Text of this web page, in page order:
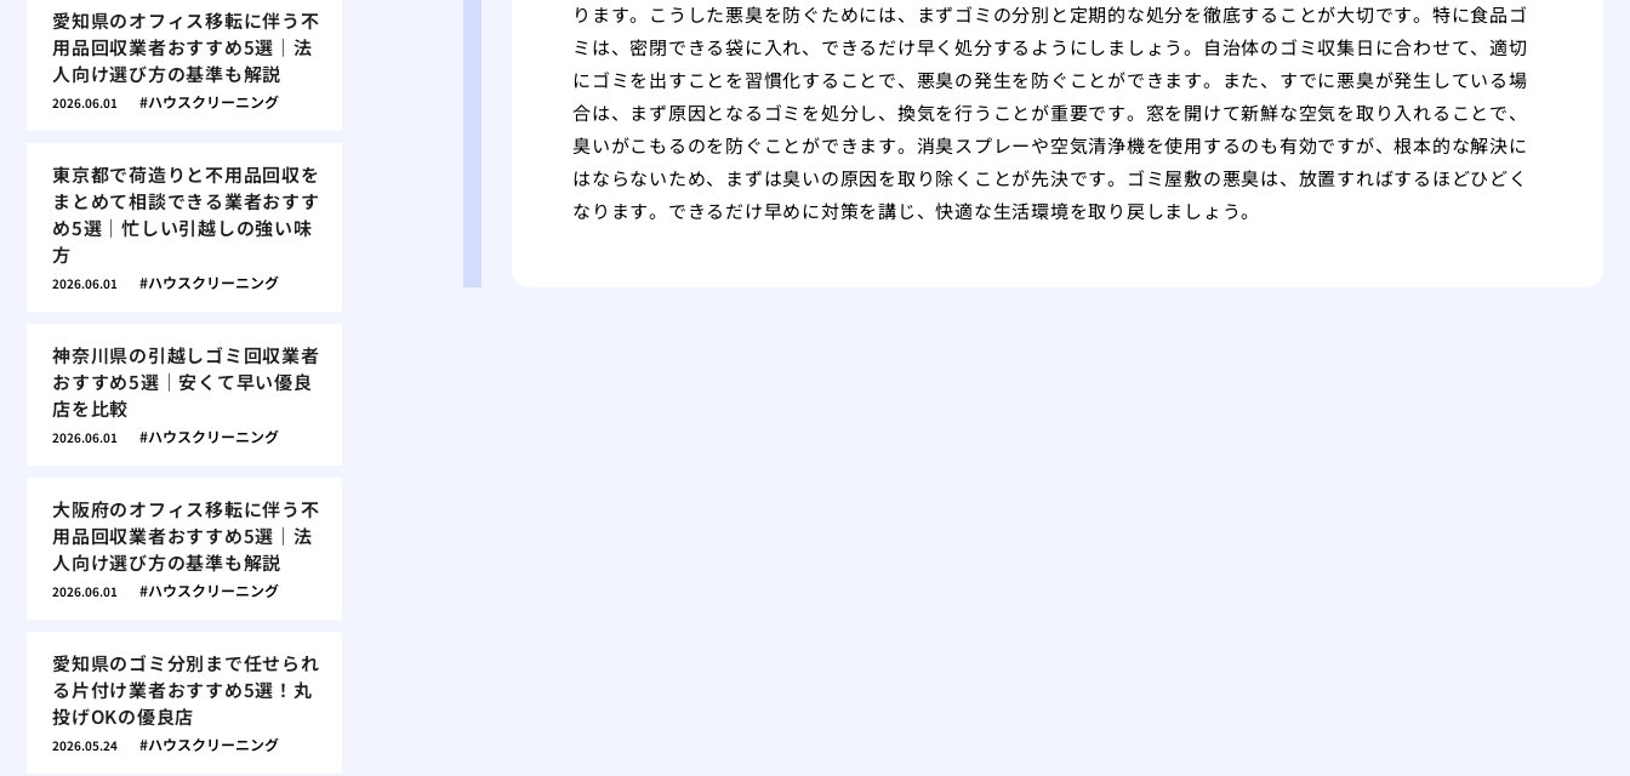
ります。こうした悪臭を防ぐためには、まずゴミの分別と定期的な処分を徹底することが大切です。特に食品ゴ
ミは、密閉できる袋に入れ、できるだけ早く処分するようにしましょう。自治体のゴミ収集日に合わせて、適切
にゴミを出すことを習慣化することで、悪臭の発生を防ぐことができます。また、すでに悪臭が発生している場
合は、まず原因となるゴミを処分し、換気を行うことが重要です。窓を開けて新鮮な空気を取り入れることで、
臭いがこもるのを防ぐことができます。消臭スプレーや空気清浄機を使用するのも有効ですが、根本的な解決に
はならないため、まずは臭いの原因を取り除くことが先決です。ゴミ屋敷の悪臭は、放置すればするほどひどく
なります。できるだけ早めに対策を講じ、快適な生活環境を取り戻しましょう。
愛知県のオフィス移転に伴う不
用品回収業者おすすめ5選｜法
人向け選び方の基準も解説
2026.06.01 ハウスクリーニング
東京都で荷造りと不用品回収を
まとめて相談できる業者おすす
め5選｜忙しい引越しの強い味
方
2026.06.01 ハウスクリーニング
神奈川県の引越しゴミ回収業者
おすすめ5選｜安くて早い優良
店を比較
2026.06.01 ハウスクリーニング
大阪府のオフィス移転に伴う不
用品回収業者おすすめ5選｜法
人向け選び方の基準も解説
2026.06.01 ハウスクリーニング
愛知県のゴミ分別まで任せられ
る片付け業者おすすめ5選！丸
投げOKの優良店
2026.05.24 ハウスクリーニング